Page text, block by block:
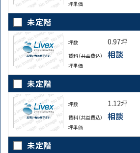
坪単価
未定階
坪数 0.97坪
賃料（共益費込） 相談
坪単価
未定階
坪数 1.12坪
賃料（共益費込） 相談
坪単価
未定階